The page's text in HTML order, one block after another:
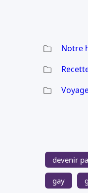
Notre
devenir
gay